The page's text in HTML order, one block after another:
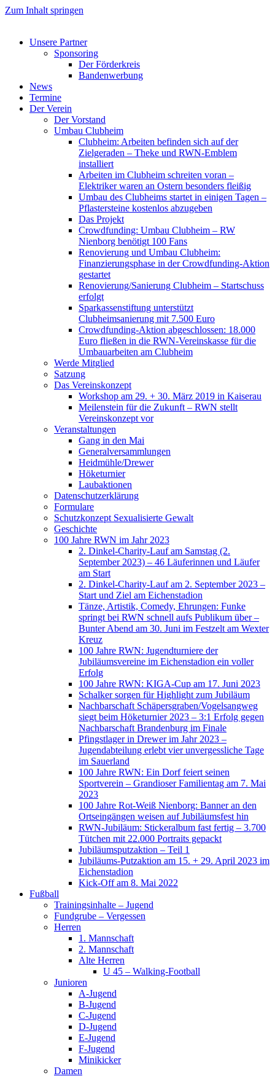
Zum Inhalt springen
Unsere Partner
Sponsoring
Der Förderkreis
Bandenwerbung
News
Termine
Der Verein
Der Vorstand
Umbau Clubheim
Clubheim: Arbeiten befinden sich auf der
Zielgeraden – Theke und RWN-Emblem
installiert
Arbeiten im Clubheim schreiten voran –
Elektriker waren an Ostern besonders fleißig
Umbau des Clubheims startet in einigen Tagen –
Pflastersteine kostenlos abzugeben
Das Projekt
Crowdfunding: Umbau Clubheim – RW
Nienborg benötigt 100 Fans
Renovierung und Umbau Clubheim:
Finanzierungsphase in der Crowdfunding-Aktion
gestartet
Renovierung/Sanierung Clubheim – Startschuss
erfolgt
Sparkassenstiftung unterstützt
Clubheimsanierung mit 7.500 Euro
Crowdfunding-Aktion abgeschlossen: 18.000
Euro fließen in die RWN-Vereinskasse für die
Umbauarbeiten am Clubheim
Werde Mitglied
Satzung
Das Vereinskonzept
Workshop am 29. + 30. März 2019 in Kaiserau
Meilenstein für die Zukunft – RWN stellt
Vereinskonzept vor
Veranstaltungen
Gang in den Mai
Generalversammlungen
Heidmühle/Drewer
Höketurnier
Laubaktionen
Datenschutzerklärung
Formulare
Schutzkonzept Sexualisierte Gewalt
Geschichte
100 Jahre RWN im Jahr 2023
2. Dinkel-Charity-Lauf am Samstag (2.
September 2023) – 46 Läuferinnen und Läufer
am Start
2. Dinkel-Charity-Lauf am 2. September 2023 –
Start und Ziel am Eichenstadion
Tänze, Artistik, Comedy, Ehrungen: Funke
springt bei RWN schnell aufs Publikum über –
Bunter Abend am 30. Juni im Festzelt am Wexter
Kreuz
100 Jahre RWN: Jugendturniere der
Jubiläumsvereine im Eichenstadion ein voller
Erfolg
100 Jahre RWN: KIGA-Cup am 17. Juni 2023
Schalker sorgen für Highlight zum Jubiläum
Nachbarschaft Schäpersgraben/Vogelsangweg
siegt beim Höketurnier 2023 – 3:1 Erfolg gegen
Nachbarschaft Brandenburg im Finale
Pfingstlager in Drewer im Jahr 2023 –
Jugendabteilung erlebt vier unvergessliche Tage
im Sauerland
100 Jahre RWN: Ein Dorf feiert seinen
Sportverein – Grandioser Familientag am 7. Mai
2023
100 Jahre Rot-Weiß Nienborg: Banner an den
Ortseingängen weisen auf Jubiläumsfest hin
RWN-Jubiläum: Stickeralbum fast fertig – 3.700
Tütchen mit 22.000 Portraits gepackt
Jubiläumsputzaktion – Teil 1
Jubiläums-Putzaktion am 15. + 29. April 2023 im
Eichenstadion
Kick-Off am 8. Mai 2022
Fußball
Trainingsinhalte – Jugend
Fundgrube – Vergessen
Herren
1. Mannschaft
2. Mannschaft
Alte Herren
U 45 – Walking-Football
Junioren
A-Jugend
B-Jugend
C-Jugend
D-Jugend
E-Jugend
F-Jugend
Minikicker
Damen